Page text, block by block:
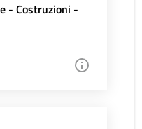
- Costruzioni -